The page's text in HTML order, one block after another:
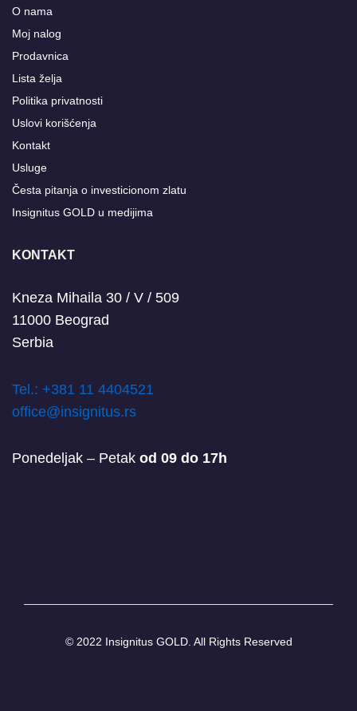
O nama
Moj nalog
Prodavnica
Lista želja
Politika privatnosti
Uslovi korišćenja
Kontakt
Usluge
Česta pitanja o investicionom zlatu
Insignitus GOLD u medijima
KONTAKT
Kneza Mihaila 30 / V / 509
11000 Beograd
Serbia
Tel.: +381 11 4404521
office@insignitus.rs
Ponedeljak – Petak od 09 do 17h
© 2022 Insignitus GOLD. All Rights Reserved